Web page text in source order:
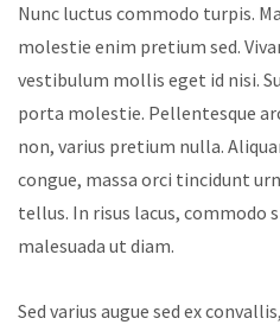
Nunc luctus commodo turpis.
molestie enim pretium sed.
vestibulum mollis eget id nisi.
porta molestie. Pellentesque
non, varius pretium nulla.
congue, massa orci tincidunt
tellus. In risus lacus, commodo
malesuada ut diam.
Sed varius augue sed ex